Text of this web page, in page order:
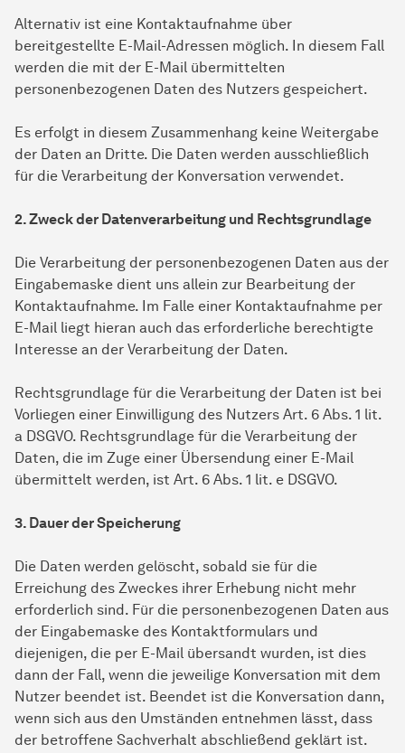
Alternativ ist eine Kontaktaufnahme über
bereitgestellte E-Mail-Adressen möglich. In diesem Fall
werden die mit der E-Mail übermittelten
personenbezogenen Daten des Nutzers gespeichert.
Es erfolgt in diesem Zusammenhang keine Weitergabe
der Daten an Dritte. Die Daten werden ausschließlich
für die Verarbeitung der Konversation verwendet.
2. Zweck der Datenverarbeitung und Rechtsgrundlage
Die Verarbeitung der personenbezogenen Daten aus der
Eingabemaske dient uns allein zur Bearbeitung der
Kontaktaufnahme. Im Falle einer Kontaktaufnahme per
E-Mail liegt hieran auch das erforderliche berechtigte
Interesse an der Verarbeitung der Daten.
Rechtsgrundlage für die Verarbeitung der Daten ist bei
Vorliegen einer Einwilligung des Nutzers Art. 6 Abs. 1 lit.
a DSGVO. Rechtsgrundlage für die Verarbeitung der
Daten, die im Zuge einer Übersendung einer E-Mail
übermittelt werden, ist Art. 6 Abs. 1 lit. e DSGVO.
3. Dauer der Speicherung
Die Daten werden gelöscht, sobald sie für die
Erreichung des Zweckes ihrer Erhebung nicht mehr
erforderlich sind. Für die personenbezogenen Daten aus
der Eingabemaske des Kontaktformulars und
diejenigen, die per E-Mail übersandt wurden, ist dies
dann der Fall, wenn die jeweilige Konversation mit dem
Nutzer beendet ist. Beendet ist die Konversation dann,
wenn sich aus den Umständen entnehmen lässt, dass
der betroffene Sachverhalt abschließend geklärt ist.